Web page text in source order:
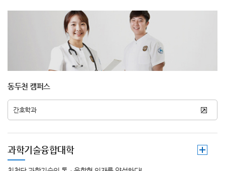
동두천 캠퍼스
간호학과
과학기술융합대학